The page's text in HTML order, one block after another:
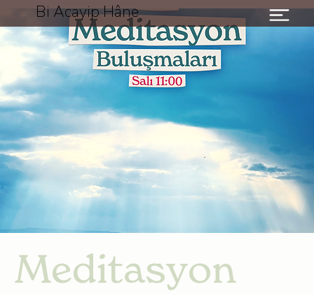
Bi Acayip Hâne
Meditasyon